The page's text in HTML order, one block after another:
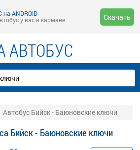
ANDROID
у вас в кармане
Скачать
АВТОБУС
Автобус Бийск - Баюновские ключи
Бийск - Баюновские ключи